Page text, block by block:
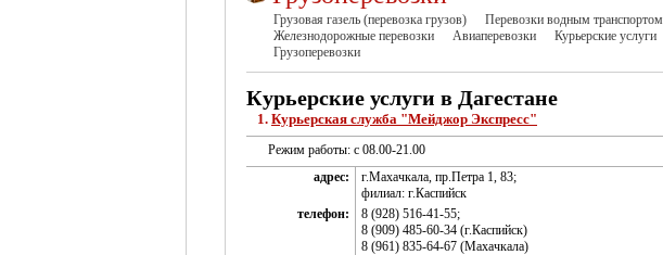
Грузовая газель (перевозка грузов)
Перевозки водным транспортом
Железнодорожные перевозки
Авиаперевозки
Курьерские услуги
Грузоперевозки
Курьерские услуги в Дагестане
1. Курьерская служба "Мейджор Экспресс"
Режим работы: с 08.00-21.00
адрес:
г.Махачкала, пр.Петра 1, 83;
филиал: г.Каспийск
телефон:
8 (928) 516-41-55;
8 (909) 485-60-34 (г.Каспийск)
8 (961) 835-64-67 (Махачкала)